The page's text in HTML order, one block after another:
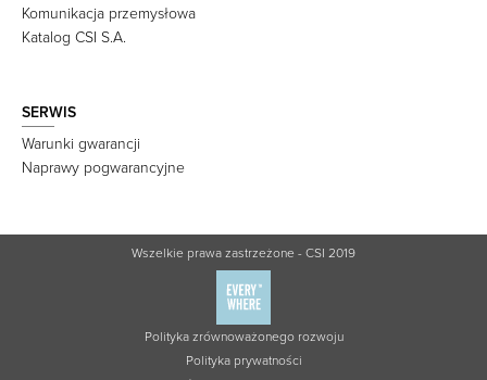
Komunikacja przemysłowa
Katalog CSI S.A.
SERWIS
Warunki gwarancji
Naprawy pogwarancyjne
Wszelkie prawa zastrzeżone - CSI 2019
Polityka zrównoważonego rozwoju
Polityka prywatności